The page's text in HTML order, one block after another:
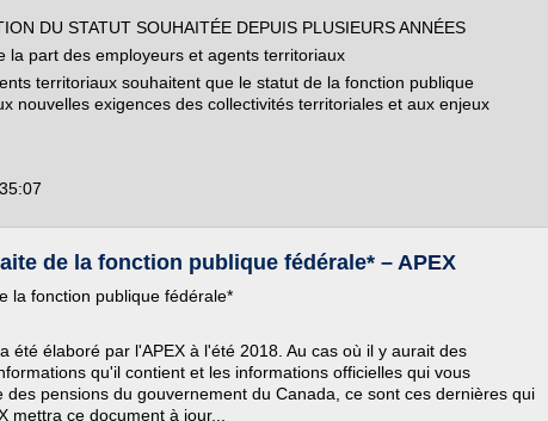
DU STATUT SOUHAITÉE DEPUIS PLUSIEURS ANNÉES
la part des employeurs et agents territoriaux
territoriaux souhaitent que le statut de la fonction publique
nouvelles exigences des collectivités territoriales et aux enjeux
de la fonction publique fédérale* – APEX
la fonction publique fédérale*
été élaboré par l'APEX à l'été 2018. Au cas où il y aurait des
qu'il contient et les informations officielles qui vous
des pensions du gouvernement du Canada, ce sont ces dernières qui
mettra ce document à jour...